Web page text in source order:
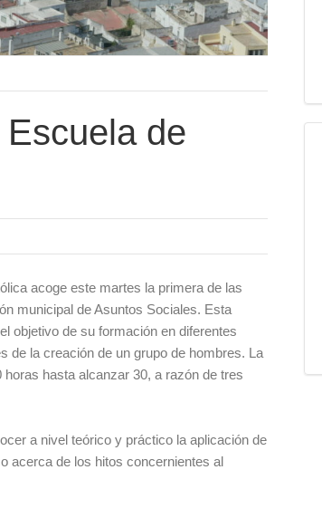
de
acoge este martes la primera de las
municipal de Asuntos Sociales. Esta
objetivo de su formación en diferentes
de la creación de un grupo de hombres. La
hasta alcanzar 30, a razón de tres
a nivel teórico y práctico la aplicación de
acerca de los hitos concernientes al